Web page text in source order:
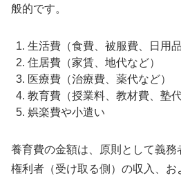
般的です。
生活費（食費、被服費、日用
住居費（家賃、地代など）
医療費（治療費、薬代など）
教育費（授業料、教材費、塾代
娯楽費や小遣い
養育費の金額は、原則として義務
権利者（受け取る側）の収入、